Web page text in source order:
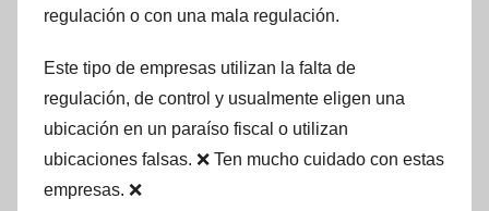
regulación o con una mala regulación.
Este tipo de empresas utilizan la falta de
regulación, de control y usualmente eligen una
ubicación en un paraíso fiscal o utilizan
ubicaciones falsas. ❌ Ten mucho cuidado con estas
empresas. ❌